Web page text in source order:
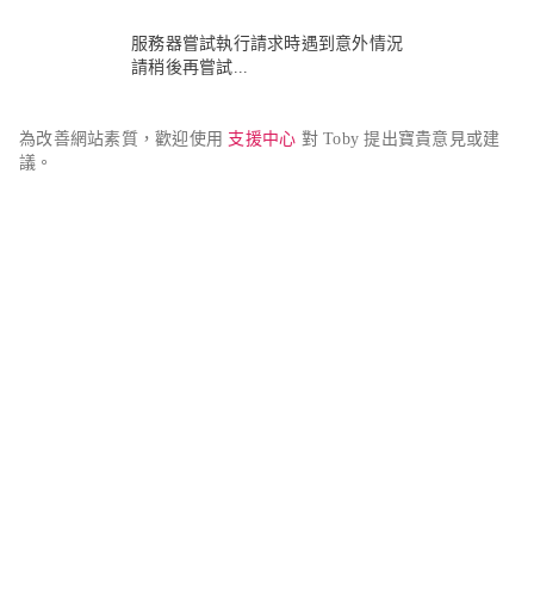
服務器嘗試執行請求時遇到意外情況
請稍後再嘗試...
為改善網站素質，歡迎使用 支援中心 對 Toby 提出寶貴意見或建
議。